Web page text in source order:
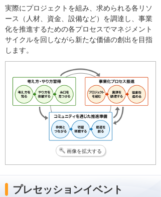
実際にプロジェクトを組み、求められる各リソ
ース（人材、資金、設備など）を調達し、事業
化を推進するための各プロセスでマネジメント
サイクルを回しながら新たな価値の創出を目指
します。
画像を拡大する
プレセッションイベント